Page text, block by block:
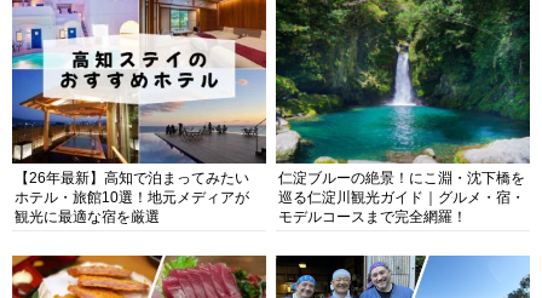
【26年最新】高知で泊まってみたい
ホテル・旅館10選！地元メディアが
観光に最適な宿を厳選
仁淀ブルーの絶景！にこ淵・沈下橋を
巡る仁淀川観光ガイド｜グルメ・宿・
モデルコースまで完全網羅！